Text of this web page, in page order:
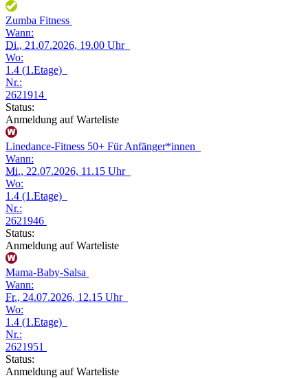
Zumba Fitness
Wann:
Di., 21.07.2026, 19.00 Uhr
Wo:
1.4 (1.Etage)
Nr.:
2621914
Status:
Anmeldung auf Warteliste
Linedance-Fitness 50+ Für Anfänger*innen
Wann:
Mi., 22.07.2026, 11.15 Uhr
Wo:
1.4 (1.Etage)
Nr.:
2621946
Status:
Anmeldung auf Warteliste
Mama-Baby-Salsa
Wann:
Fr., 24.07.2026, 12.15 Uhr
Wo:
1.4 (1.Etage)
Nr.:
2621951
Status:
Anmeldung auf Warteliste